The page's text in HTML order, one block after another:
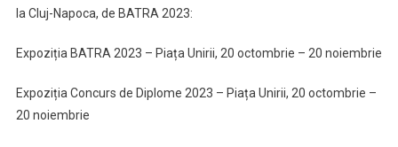
la Cluj-Napoca, de BATRA 2023:
Expoziția BATRA 2023 – Piața Unirii, 20 octombrie – 20 noiembrie
Expoziția Concurs de Diplome 2023 – Piața Unirii, 20 octombrie –
20 noiembrie